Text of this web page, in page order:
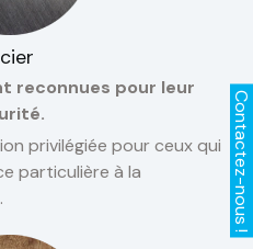
reconnues pour leur
privilégiée pour ceux qui
particulière à la